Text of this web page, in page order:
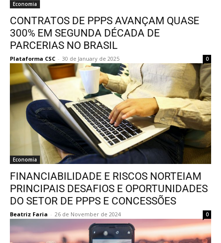
Economia
CONTRATOS DE PPPS AVANÇAM QUASE
300% EM SEGUNDA DÉCADA DE
PARCERIAS NO BRASIL
Plataforma CSC - 30 de January de 2025 0
Economia
FINANCIABILIDADE E RISCOS NORTEIAM
PRINCIPAIS DESAFIOS E OPORTUNIDADES
DO SETOR DE PPPS E CONCESSÕES
Beatriz Faria - 26 de November de 2024 0